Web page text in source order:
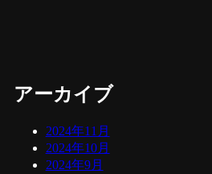
アーカイブ
2024年11月
2024年10月
2024年9月